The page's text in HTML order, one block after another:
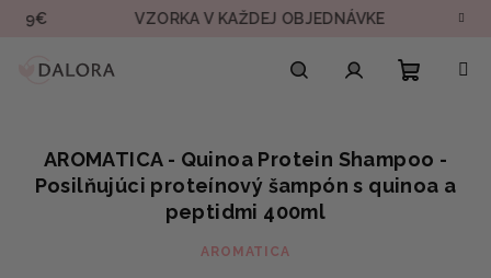
Prejsť
VZORKA V KAŽDEJ OBJEDNÁVKE
košík
AROMATICA - Quinoa Protein Shampoo -
Posilňujúci proteínový šampón s quinoa a
peptidmi 400ml
AROMATICA